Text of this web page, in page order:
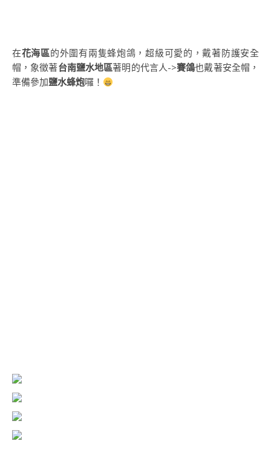
在花海區的外圍有兩隻蜂炮鴿，超級可愛的，戴著防護安全
帽，象徵著台南鹽水地區著明的代言人->賽鴿也戴著安全帽，
準備參加鹽水蜂炮囉！